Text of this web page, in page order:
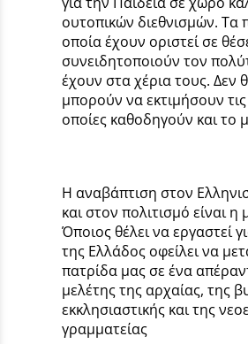
ουτοπικών διεθνισμών.
οποία έχουν οριστεί σε
συνειδητοποιούν τον
έχουν στα χέρια τους. Δεν
μπορούν να εκτιμήσουν τις
οποίες καθοδηγούν και το
Η αναβάπτιση στον
και στον πολιτισμό είναι
Όποιος θέλει να εργαστεί
της Ελλάδος οφείλει να
πατρίδα μας σε ένα
μελέτης της αρχαίας, της
εκκλησιαστικής και της
γραμματείας